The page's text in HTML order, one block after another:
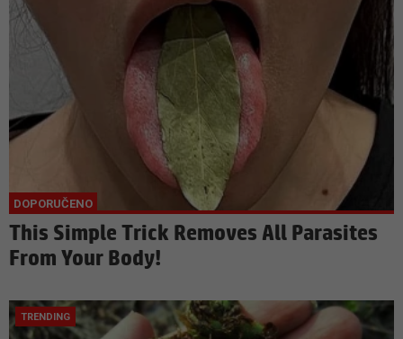
This Simple Trick Removes All Parasites
From Your Body!